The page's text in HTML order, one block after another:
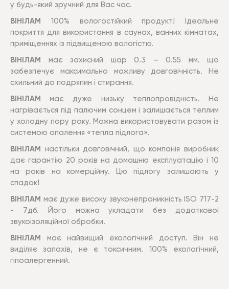
у будь-який зручний для Вас час.
ВІНІЛАМ
100% вологостійкий продукт! Ідеальне
покриття для використання в саунах, ванних кімнатах,
приміщеннях із підвищеною вологістю.
ВІНІЛАМ
має захисний шар 0.3 – 0.55 мм. що
забезпечує максимально можливу довговічність. Не
схильний до подряпин і стирання.
ВІНІЛАМ
має дуже низьку теплопровідність. Не
нагрівається під палючим сонцем і залишається теплим
у холодну пору року. Можна використовувати разом із
системою опалення «тепла підлога».
ВІНІЛАМ
настільки довговічний, що компанія виробник
дає гарантію 20 років на домашню експлуатацію і 10
на років на комерційну. Цю підлогу залишають у
спадок!
ВІНІЛАМ має дуже високу звуконепроникність ISO 717-2
- 7дб. Його можна укладати без додаткової
звукоізоляційної обробки.
ВІНІЛАМ
має найвищий екологічний доступ. Він не
виділяє запахів, не є токсичним. 100% екологічний,
гіпоалергенний.